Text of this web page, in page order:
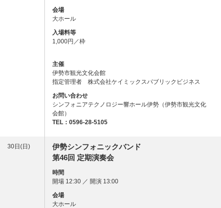
会場
大ホール
入場料等
1,000円／枠
主催
伊勢市観光文化会館
指定管理者 株式会社ケイミックスパブリックビジネス
お問い合わせ
シンフォニアテクノロジー響ホール伊勢（伊勢市観光文化
会館）
TEL：0596-28-5105
30日(日)
伊勢シンフォニックバンド
第46回 定期演奏会
時間
開場 12:30 ／ 開演 13:00
会場
大ホール